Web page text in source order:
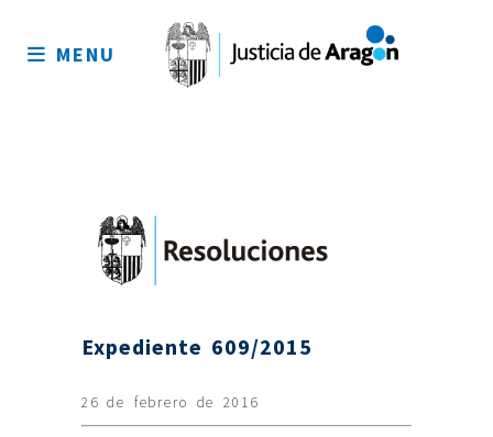
sitio
MENU
Expediente 609/2015
26 de febrero de 2016